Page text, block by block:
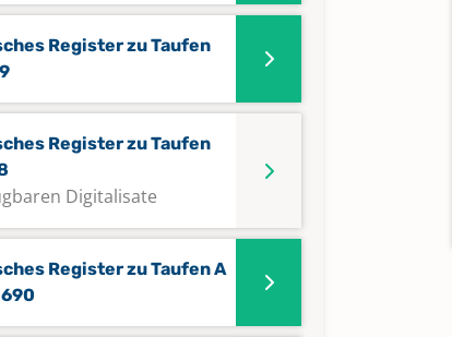
Register zu Taufen
Register zu Taufen
Digitalisate
Register zu Taufen A